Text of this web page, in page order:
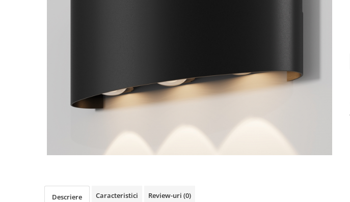
Descriere Caracteristici Review-uri (0)